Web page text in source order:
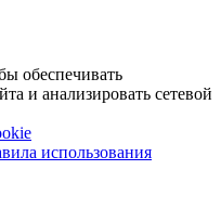
обеспечивать
и анализировать сетевой
использования